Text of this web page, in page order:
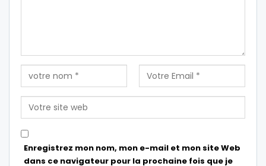
Enregistrez mon nom, mon e-mail et mon site Web
dans ce navigateur pour la prochaine fois que je